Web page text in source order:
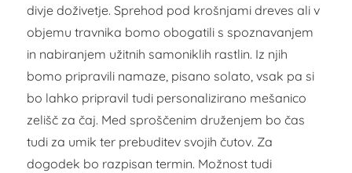
divje doživetje. Sprehod pod krošnjami dreves ali v
objemu travnika bomo obogatili s spoznavanjem
in nabiranjem užitnih samoniklih rastlin. Iz njih
bomo pripravili namaze, pisano solato, vsak pa si
bo lahko pripravil tudi personalizirano mešanico
zelišč za čaj. Med sproščenim druženjem bo čas
tudi za umik ter prebuditev svojih čutov. Za
dogodek bo razpisan termin. Možnost tudi